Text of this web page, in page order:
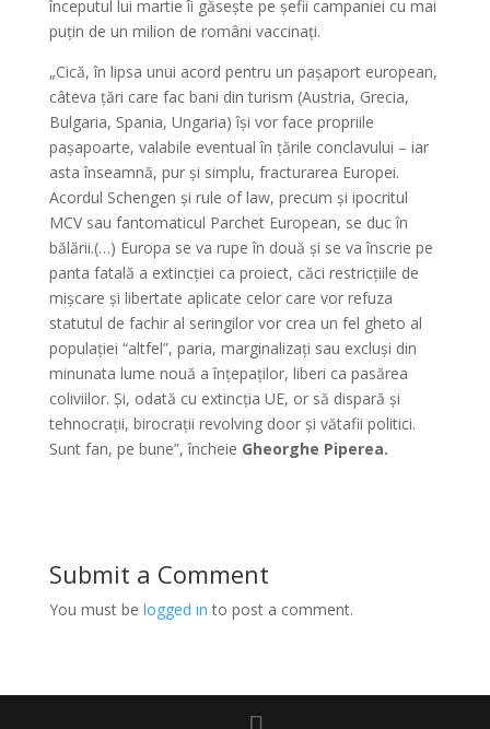
începutul lui martie îi găsește pe șefii campaniei cu mai
puțin de un milion de români vaccinați.
„Cică, în lipsa unui acord pentru un pașaport european,
câteva țări care fac bani din turism (Austria, Grecia,
Bulgaria, Spania, Ungaria) își vor face propriile
pașapoarte, valabile eventual în țările conclavului – iar
asta înseamnă, pur și simplu, fracturarea Europei.
Acordul Schengen și rule of law, precum și ipocritul
MCV sau fantomaticul Parchet European, se duc în
bălării.(…) Europa se va rupe în două și se va înscrie pe
panta fatală a extincției ca proiect, căci restricțiile de
mișcare și libertate aplicate celor care vor refuza
statutul de fachir al seringilor vor crea un fel gheto al
populației “altfel”, paria, marginalizați sau excluși din
minunata lume nouă a înțepaților, liberi ca pasărea
coliviilor. Și, odată cu extincția UE, or să dispară și
tehnocrații, birocrații revolving door și vătafii politici.
Sunt fan, pe bune”, încheie Gheorghe Piperea.
Submit a Comment
You must be logged in to post a comment.